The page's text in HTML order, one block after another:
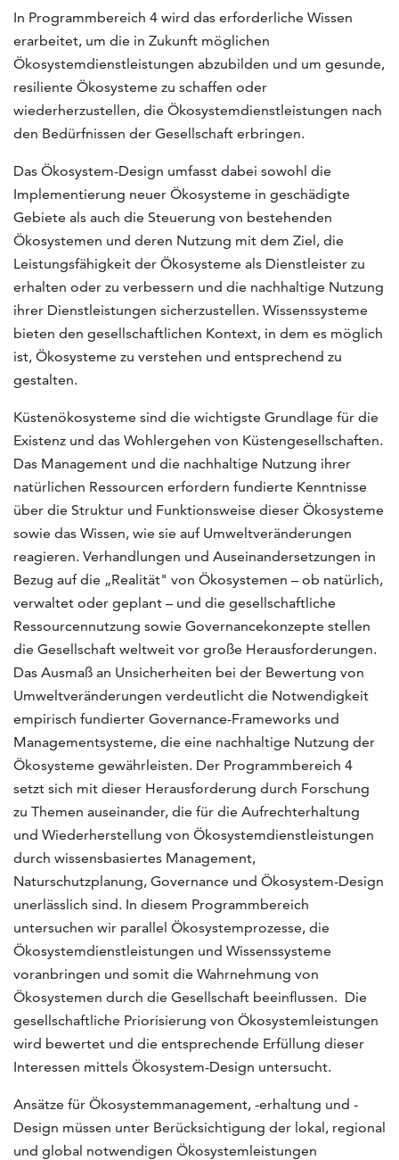
In Programmbereich 4 wird das erforderliche Wissen
erarbeitet, um die in Zukunft möglichen
Ökosystemdienstleistungen abzubilden und um gesunde,
resiliente Ökosysteme zu schaffen oder
wiederherzustellen, die Ökosystemdienstleistungen nach
den Bedürfnissen der Gesellschaft erbringen.
Das Ökosystem-Design umfasst dabei sowohl die
Implementierung neuer Ökosysteme in geschädigte
Gebiete als auch die Steuerung von bestehenden
Ökosystemen und deren Nutzung mit dem Ziel, die
Leistungsfähigkeit der Ökosysteme als Dienstleister zu
erhalten oder zu verbessern und die nachhaltige Nutzung
ihrer Dienstleistungen sicherzustellen. Wissenssysteme
bieten den gesellschaftlichen Kontext, in dem es möglich
ist, Ökosysteme zu verstehen und entsprechend zu
gestalten.
Küstenökosysteme sind die wichtigste Grundlage für die
Existenz und das Wohlergehen von Küstengesellschaften.
Das Management und die nachhaltige Nutzung ihrer
natürlichen Ressourcen erfordern fundierte Kenntnisse
über die Struktur und Funktionsweise dieser Ökosysteme
sowie das Wissen, wie sie auf Umweltveränderungen
reagieren. Verhandlungen und Auseinandersetzungen in
Bezug auf die „Realität" von Ökosystemen – ob natürlich,
verwaltet oder geplant – und die gesellschaftliche
Ressourcennutzung sowie Governancekonzepte stellen
die Gesellschaft weltweit vor große Herausforderungen.
Das Ausmaß an Unsicherheiten bei der Bewertung von
Umweltveränderungen verdeutlicht die Notwendigkeit
empirisch fundierter Governance-Frameworks und
Managementsysteme, die eine nachhaltige Nutzung der
Ökosysteme gewährleisten. Der Programmbereich 4
setzt sich mit dieser Herausforderung durch Forschung
zu Themen auseinander, die für die Aufrechterhaltung
und Wiederherstellung von Ökosystemdienstleistungen
durch wissensbasiertes Management,
Naturschutzplanung, Governance und Ökosystem-Design
unerlässlich sind. In diesem Programmbereich
untersuchen wir parallel Ökosystemprozesse, die
Ökosystemdienstleistungen und Wissenssysteme
voranbringen und somit die Wahrnehmung von
Ökosystemen durch die Gesellschaft beeinflussen. Die
gesellschaftliche Priorisierung von Ökosystemleistungen
wird bewertet und die entsprechende Erfüllung dieser
Interessen mittels Ökosystem-Design untersucht.
Ansätze für Ökosystemmanagement, -erhaltung und -
Design müssen unter Berücksichtigung der lokal, regional
und global notwendigen Ökosystemleistungen